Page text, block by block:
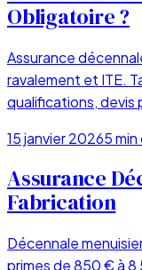
Obligatoire ?
Assurance
ravalement et ITE.
qualifications, devis
15 janvier 20265
Assurance
Fabrication
Décennale
primes de 850 € à